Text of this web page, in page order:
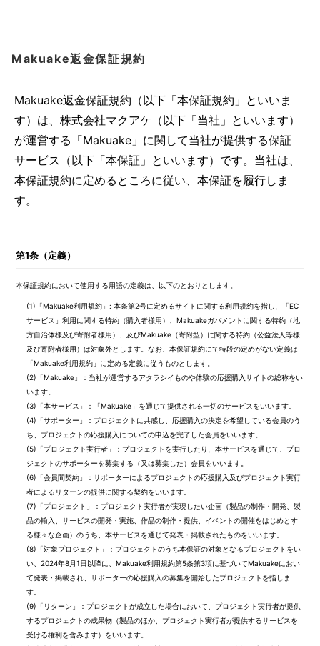
Makuake返金保証規約
Makuake返金保証規約（以下「本保証規約」といいま
す）は、株式会社マクアケ（以下「当社」といいます）
が運営する「Makuake」に関して当社が提供する保証
サービス（以下「本保証」といいます）です。当社は、
本保証規約に定めるところに従い、本保証を履行しま
す。
第1条（定義）
本保証規約において使用する用語の定義は、以下のとおりとします。
(1) 「Makuake利用規約」: 本条第2号に定めるサイトに関する利用規約を指し、「EC
サービス」利用に関する特約（購入者様用）、Makuakeガバメントに関する特約（地
方自治体様及び寄附者様用）、及びMakuake（寄附型）に関する特約（公益法人等様
及び寄附者様用）は対象外とします。なお、本保証規約にて特段の定めがない定義は
「Makuake利用規約」に定める定義に従うものとします。
(2) 「Makuake」：当社が運営するアタラシイものや体験の応援購入サイトの総称をい
います。
(3) 「本サービス」：「Makuake」を通じて提供される一切のサービスをいいます。
(4) 「サポーター」：プロジェクトに共感し、応援購入の決定を希望している会員のう
ち、プロジェクトの応援購入についての申込を完了した会員をいいます。
(5) 「プロジェクト実行者」：プロジェクトを実行したり、本サービスを通じて、プロ
ジェクトのサポーターを募集する（又は募集した）会員をいいます。
(6) 「会員間契約」：サポーターによるプロジェクトの応援購入及びプロジェクト実行
者によるリターンの提供に関する契約をいいます。
(7) 「プロジェクト」：プロジェクト実行者が実現したい企画（製品の制作・開発、製
品の輸入、サービスの開発・実施、作品の制作・提供、イベントの開催をはじめとす
る様々な企画）のうち、本サービスを通じて発表・掲載されたものをいいます。
(8) 「対象プロジェクト」：プロジェクトのうち本保証の対象となるプロジェクトをい
い、2024年8月1日以降に、Makuake利用規約第5条第3項に基づいてMakuakeにおい
て発表・掲載され、サポーターの応援購入の募集を開始したプロジェクトを指しま
す。
(9) 「リターン」：プロジェクトが成立した場合において、プロジェクト実行者が提供
するプロジェクトの成果物（製品のほか、プロジェクト実行者が提供するサービスを
受ける権利を含みます）をいいます。